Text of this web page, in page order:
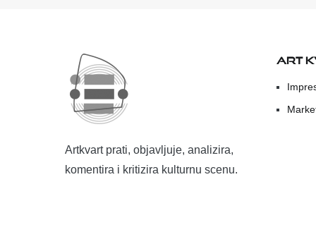
Artkvart prati, objavljuje, analizira,
komentira i kritizira kulturnu scenu.
ART